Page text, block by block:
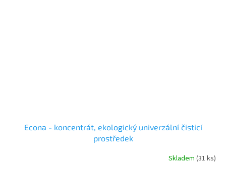
Econa - koncentrát, ekologický univerzální čisticí
prostředek
Skladem (31 ks)